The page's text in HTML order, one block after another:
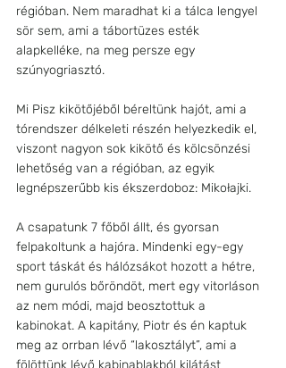
régióban. Nem maradhat ki a tálca lengyel
sör sem, ami a tábortüzes esték
alapkelléke, na meg persze egy
szúnyogriasztó.
Mi Pisz kikötőjéből béreltünk hajót, ami a
tórendszer délkeleti részén helyezkedik el,
viszont nagyon sok kikötő és kölcsönzési
lehetőség van a régióban, az egyik
legnépszerűbb kis ékszerdoboz: Mikołajki.
A csapatunk 7 főből állt, és gyorsan
felpakoltunk a hajóra. Mindenki egy-egy
sport táskát és hálózsákot hozott a hétre,
nem gurulós bőröndöt, mert egy vitorláson
az nem módi, majd beosztottuk a
kabinokat. A kapitány, Piotr és én kaptuk
meg az orrban lévő “lakosztályt”, ami a
fölöttünk lévő kabinablakból kilátást